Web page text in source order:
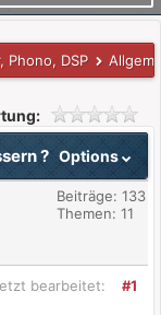
Phono, DSP
Options
?
Beiträge: 133
Themen: 11
#1
bearbeitet: